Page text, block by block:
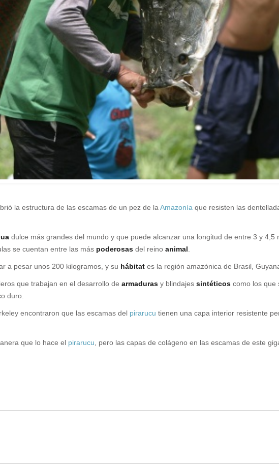
la estructura de las escamas de un pez de la Amazonía que resisten las
dulce más grandes del mundo y que puede alcanzar una longitud de entre 3 y 4,5
se cuentan entre las más poderosas del reino animal
a pesar unos 200 kilogramos, y su hábitat es la región amazónica de Brasil,
que trabajan en el desarrollo de armaduras y blindajes sintéticos como los que
duro.
encontraron que las escamas del pirarucu tienen una capa interior resistente
que lo hace el pirarucu , pero las capas de colágeno en las escamas de este